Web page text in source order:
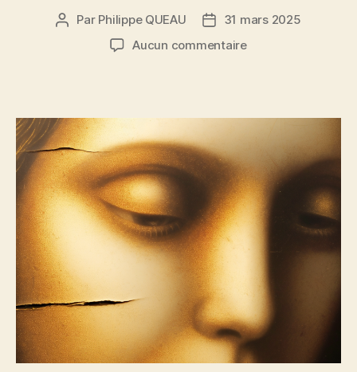
Auteur
Par Philippe QUEAU
Date
de
31 mars 2025
Aucun commentairesur